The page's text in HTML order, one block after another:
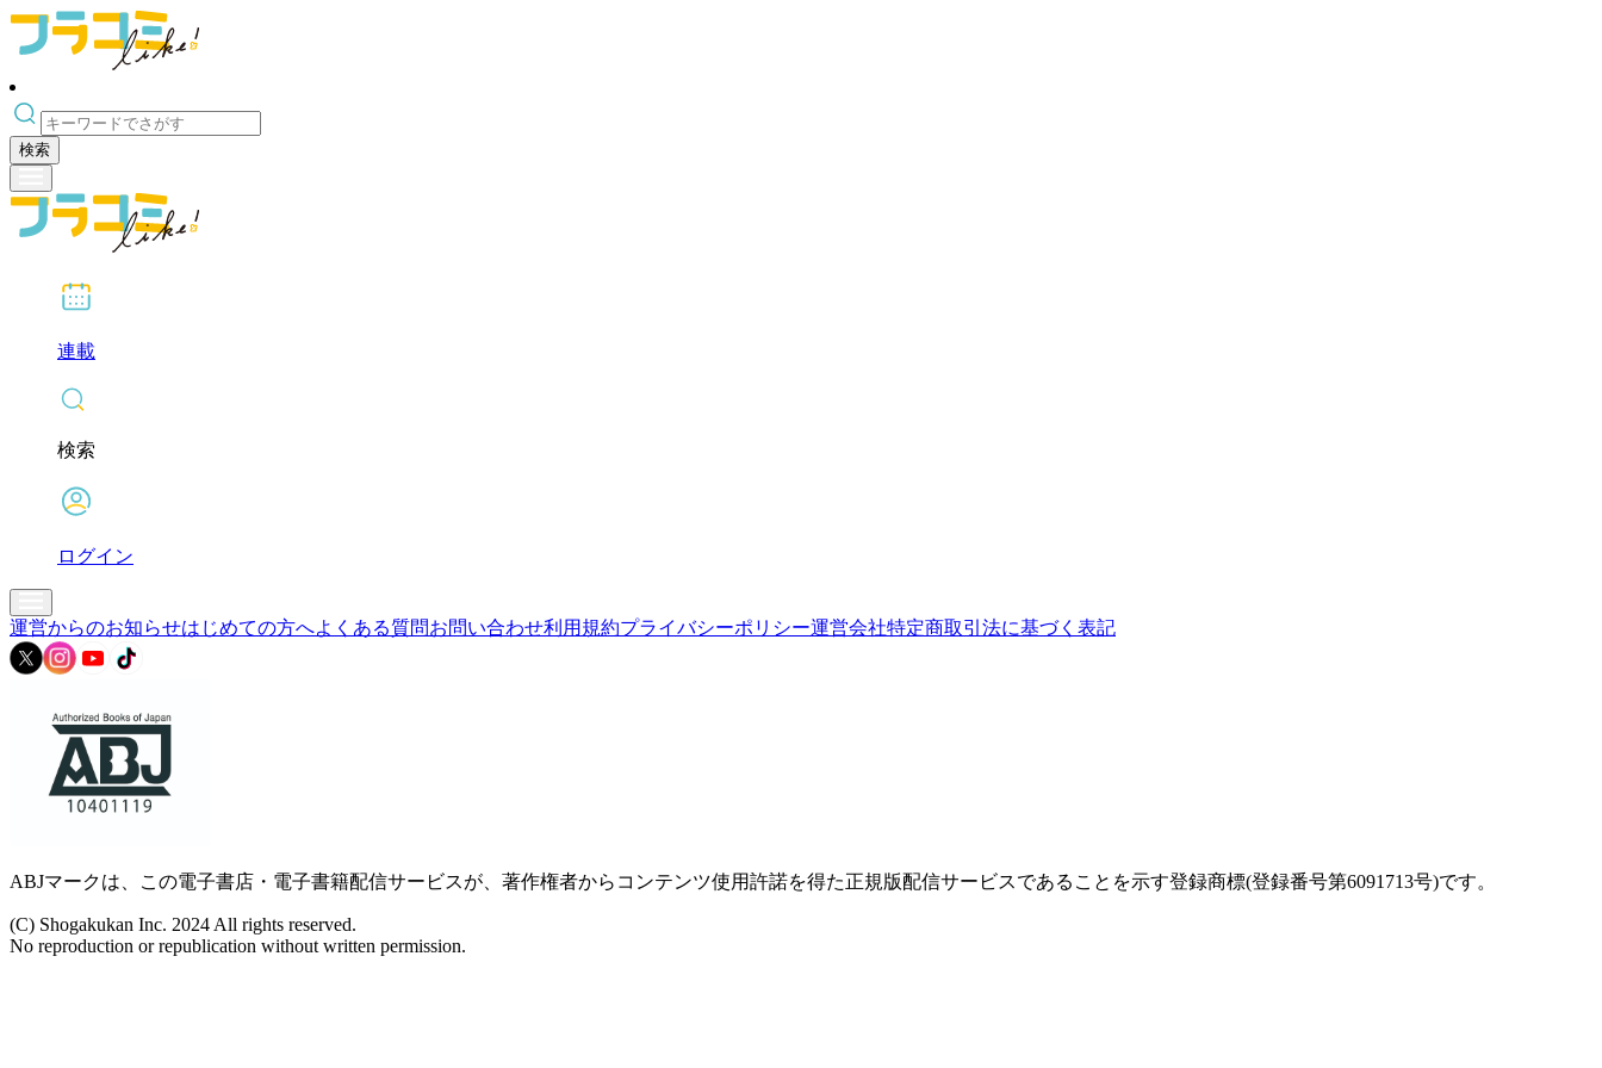
検索
連載
検索
ログイン
運営からのお知らせはじめての方へよくある質問お問い合わせ利用規約プライバシーポリシー運営会社特定商取引法に基づく表記
ABJマークは、この電子書店・電子書籍配信サービスが、著作権者からコンテンツ使用許諾を得た正規版配信サービスであることを示す登録商標(登録番号第6091713号)です。
(C) Shogakukan Inc. 2024 All rights reserved.
No reproduction or republication without written permission.